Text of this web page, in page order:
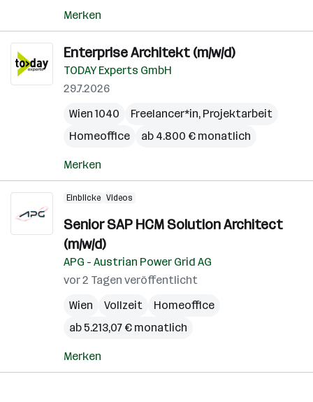
Merken
Enterprise Architekt (m/w/d)
TODAY Experts GmbH
29.7.2026
Wien 1040
Freelancer*in, Projektarbeit
Homeoffice
ab 4.800 € monatlich
Merken
Einblicke Videos
Senior SAP HCM Solution Architect
(m/w/d)
APG - Austrian Power Grid AG
vor 2 Tagen veröffentlicht
Wien
Vollzeit
Homeoffice
ab 5.213,07 € monatlich
Merken